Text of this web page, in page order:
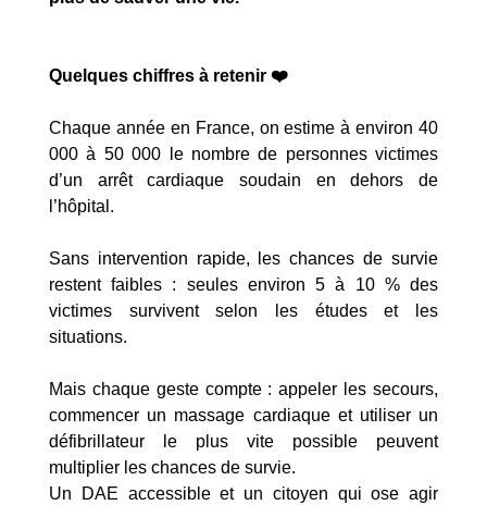
Quelques chiffres à retenir ❤️
Chaque année en France, on estime à environ 40
000 à 50 000 le nombre de personnes victimes
d’un arrêt cardiaque soudain en dehors de
l’hôpital.
Sans intervention rapide, les chances de survie
restent faibles : seules environ 5 à 10 % des
victimes survivent selon les études et les
situations.
Mais chaque geste compte : appeler les secours,
commencer un massage cardiaque et utiliser un
défibrillateur le plus vite possible peuvent
multiplier les chances de survie.
Un DAE accessible et un citoyen qui ose agir